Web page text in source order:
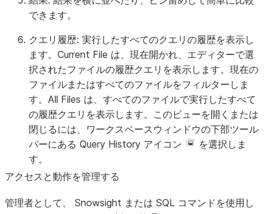
できます。
クエリ履歴: 実行したすべてのクエリの履歴を表示し
ます。 Current File は、現在開かれ、エディターで選
択されたファイルの履歴クエリを表示します。現在の
ファイルまたはすべてのファイルをフィルターしま
す。 All Files は、すべてのファイルで実行したすべて
の履歴クエリを表示します。このビューを開くまたは
閉じるには、ワークスペースウィンドウの下部ツール
バーにある Query History アイコン
を選択しま
す。
アクセスと動作を管理する
管理者として、 Snowsight または SQL コマンドを使用し